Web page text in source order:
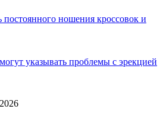
постоянного ношения кроссовок и
указывать проблемы с эрекцией